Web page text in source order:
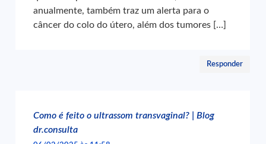
anualmente, também traz um alerta para o
câncer do colo do útero, além dos tumores […]
Responder
Como é feito o ultrassom transvaginal? | Blog
dr.consulta